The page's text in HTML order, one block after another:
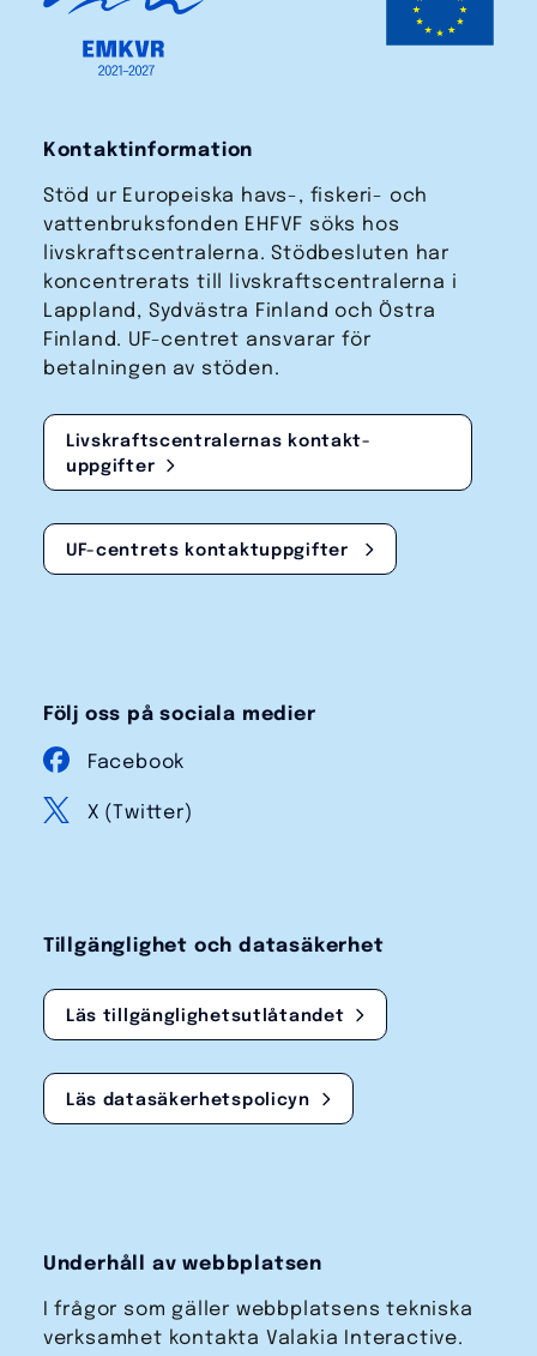
Kontaktinformation
Stöd ur Europeiska havs-, fiskeri- och
vattenbruks­fonden EHFVF söks hos
livskraftscentralerna. Stödbesluten har
koncentrerats till livskraftscentralerna i
Lappland, Sydvästra Finland och Östra
Finland. UF-centret ansvarar för
betalningen av stöden.
Livskraftscentralernas kontakt­
uppgifter
UF-centrets kontakt­uppgifter
Följ oss på sociala medier
Facebook
X (Twitter)
Tillgänglighet och datasäkerhet
Läs tillgänglighetsutlåtandet
Läs datasäkerhetspolicyn
Underhåll av webbplatsen
I frågor som gäller webbplatsens tekniska
verksamhet kontakta Valakia Interactive.